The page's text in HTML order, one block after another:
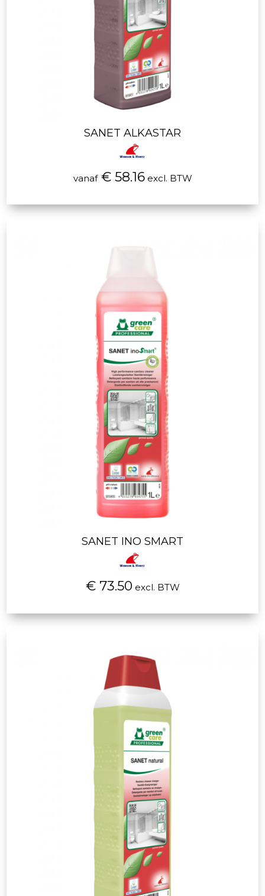
SANET ALKASTAR
vanaf€ 58.16excl. BTW
SANET INO SMART
€ 73.50 excl. BTW